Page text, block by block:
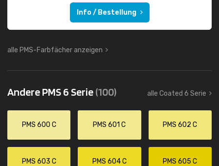
Info / Bestellung
alle PMS-Farbfächer anzeigen
Andere PMS 6 Serie(100) alle Coated 6 Serie
PMS 600 C PMS 601 C PMS 602 C
PMS 603 C PMS 604 C PMS 605 C